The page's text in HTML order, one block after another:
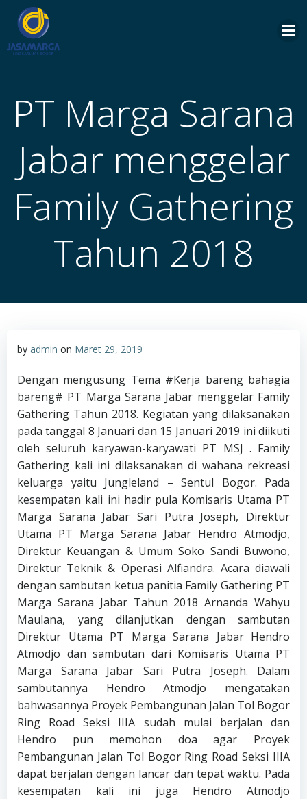
PT Marga Sarana
Jabar menggelar
Family Gathering
Tahun 2018
by admin on Maret 29, 2019
Dengan mengusung Tema #Kerja bareng bahagia
bareng# PT Marga Sarana Jabar menggelar Family
Gathering Tahun 2018. Kegiatan yang dilaksanakan
pada tanggal 8 Januari dan 15 Januari 2019 ini diikuti
oleh seluruh karyawan-karyawati PT MSJ . Family
Gathering kali ini dilaksanakan di wahana rekreasi
keluarga yaitu Jungleland – Sentul Bogor. Pada
kesempatan kali ini hadir pula Komisaris Utama PT
Marga Sarana Jabar Sari Putra Joseph, Direktur
Utama PT Marga Sarana Jabar Hendro Atmodjo,
Direktur Keuangan & Umum Soko Sandi Buwono,
Direktur Teknik & Operasi Alfiandra. Acara diawali
dengan sambutan ketua panitia Family Gathering PT
Marga Sarana Jabar Tahun 2018 Arnanda Wahyu
Maulana, yang dilanjutkan dengan sambutan
Direktur Utama PT Marga Sarana Jabar Hendro
Atmodjo dan sambutan dari Komisaris Utama PT
Marga Sarana Jabar Sari Putra Joseph. Dalam
sambutannya Hendro Atmodjo mengatakan
bahwasannya Proyek Pembangunan Jalan Tol Bogor
Ring Road Seksi IIIA sudah mulai berjalan dan
Hendro pun memohon doa agar Proyek
Pembangunan Jalan Tol Bogor Ring Road Seksi IIIA
dapat berjalan dengan lancar dan tepat waktu. Pada
kesempatan kali ini juga Hendro Atmodjo